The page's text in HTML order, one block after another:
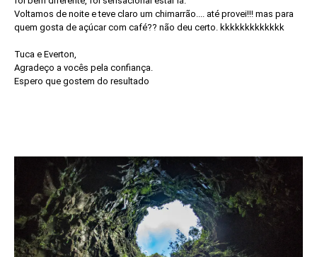
Voltamos de noite e teve claro um chimarrão.... até provei!!! mas para
quem gosta de açúcar com café?? não deu certo. kkkkkkkkkkkkk
Tuca e Everton,
Agradeço a vocês pela confiança.
Espero que gostem do resultado